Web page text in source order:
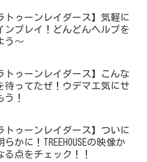
トゥーンレイダース】気軽に
ンプレイ！どんどんヘルプを
う～
トゥーンレイダース】こんな
待ってたぜ！ウデマエ気にせ
う！
トゥーンレイダース】ついに
かに！TREEHOUSEの映像か
る点をチェック！！